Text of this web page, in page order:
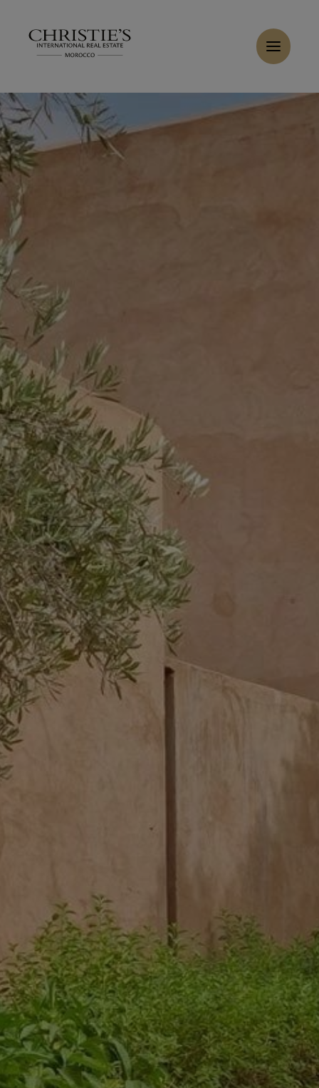
Acheter Villa 7 pièces 400 m² Marrakech